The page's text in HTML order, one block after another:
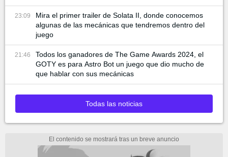
23:09
Mira el primer trailer de Solata II, donde conocemos
algunas de las mecánicas que tendremos dentro del
juego
21:46
Todos los ganadores de The Game Awards 2024, el
GOTY es para Astro Bot un juego que dio mucho de
que hablar con sus mecánicas
Todas las noticias